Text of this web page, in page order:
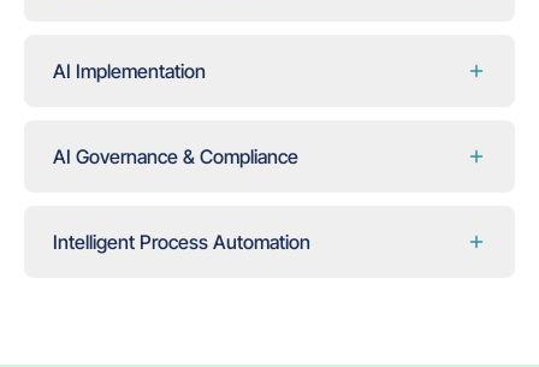
AI Implementation
AI Governance & Compliance
Intelligent Process Automation